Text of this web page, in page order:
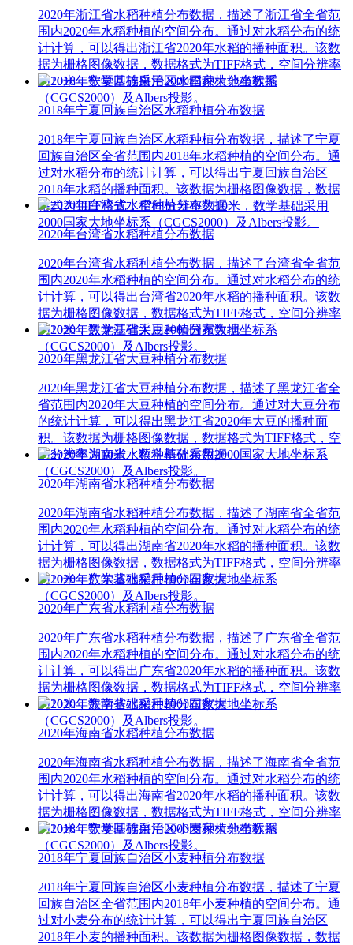
2020年浙江省水稻种植分布数据，描述了浙江省全省范
围内2020年水稻种植的空间分布。通过对水稻分布的统
计计算，可以得出浙江省2020年水稻的播种面积。该数
据为栅格图像数据，数据格式为TIFF格式，空间分辨率
为10米，数学基础采用2000国家大地坐标系
（CGCS2000）及Albers投影。
2018年宁夏回族自治区水稻种植分布数据
2018年宁夏回族自治区水稻种植分布数据，描述了宁夏
回族自治区全省范围内2018年水稻种植的空间分布。通
过对水稻分布的统计计算，可以得出宁夏回族自治区
2018年水稻的播种面积。该数据为栅格图像数据，数据
格式为TIFF格式，空间分辨率为10米，数学基础采用
2000国家大地坐标系（CGCS2000）及Albers投影。
2020年台湾省水稻种植分布数据
2020年台湾省水稻种植分布数据，描述了台湾省全省范
围内2020年水稻种植的空间分布。通过对水稻分布的统
计计算，可以得出台湾省2020年水稻的播种面积。该数
据为栅格图像数据，数据格式为TIFF格式，空间分辨率
为10米，数学基础采用2000国家大地坐标系
（CGCS2000）及Albers投影。
2020年黑龙江省大豆种植分布数据
2020年黑龙江省大豆种植分布数据，描述了黑龙江省全
省范围内2020年大豆种植的空间分布。通过对大豆分布
的统计计算，可以得出黑龙江省2020年大豆的播种面
积。该数据为栅格图像数据，数据格式为TIFF格式，空
间分辨率为10米，数学基础采用2000国家大地坐标系
（CGCS2000）及Albers投影。
2020年湖南省水稻种植分布数据
2020年湖南省水稻种植分布数据，描述了湖南省全省范
围内2020年水稻种植的空间分布。通过对水稻分布的统
计计算，可以得出湖南省2020年水稻的播种面积。该数
据为栅格图像数据，数据格式为TIFF格式，空间分辨率
为10米，数学基础采用2000国家大地坐标系
（CGCS2000）及Albers投影。
2020年广东省水稻种植分布数据
2020年广东省水稻种植分布数据，描述了广东省全省范
围内2020年水稻种植的空间分布。通过对水稻分布的统
计计算，可以得出广东省2020年水稻的播种面积。该数
据为栅格图像数据，数据格式为TIFF格式，空间分辨率
为10米，数学基础采用2000国家大地坐标系
（CGCS2000）及Albers投影。
2020年海南省水稻种植分布数据
2020年海南省水稻种植分布数据，描述了海南省全省范
围内2020年水稻种植的空间分布。通过对水稻分布的统
计计算，可以得出海南省2020年水稻的播种面积。该数
据为栅格图像数据，数据格式为TIFF格式，空间分辨率
为10米，数学基础采用2000国家大地坐标系
（CGCS2000）及Albers投影。
2018年宁夏回族自治区小麦种植分布数据
2018年宁夏回族自治区小麦种植分布数据，描述了宁夏
回族自治区全省范围内2018年小麦种植的空间分布。通
过对小麦分布的统计计算，可以得出宁夏回族自治区
2018年小麦的播种面积。该数据为栅格图像数据，数据